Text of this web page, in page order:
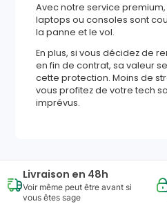
Avec notre service
laptops ou consoles sont
la panne et le vol.
En plus, si vous décidez de
en fin de contrat, sa valeur
cette protection. Moins de
vous profitez de votre tech
imprévus.
Livraison en 48h
Voir même peut être avant si
vous êtes sage